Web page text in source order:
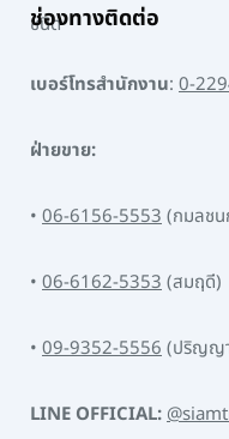
ช่องทางติดต่อ
เบอร์โทรสำนักงาน: 0-
ฝ่ายขาย:
• 06-6156-5553(กมลช
• 06-6162-5353(สมฤดี)
• 09-9352-5556(ปริญญ
LINE OFFICIAL: